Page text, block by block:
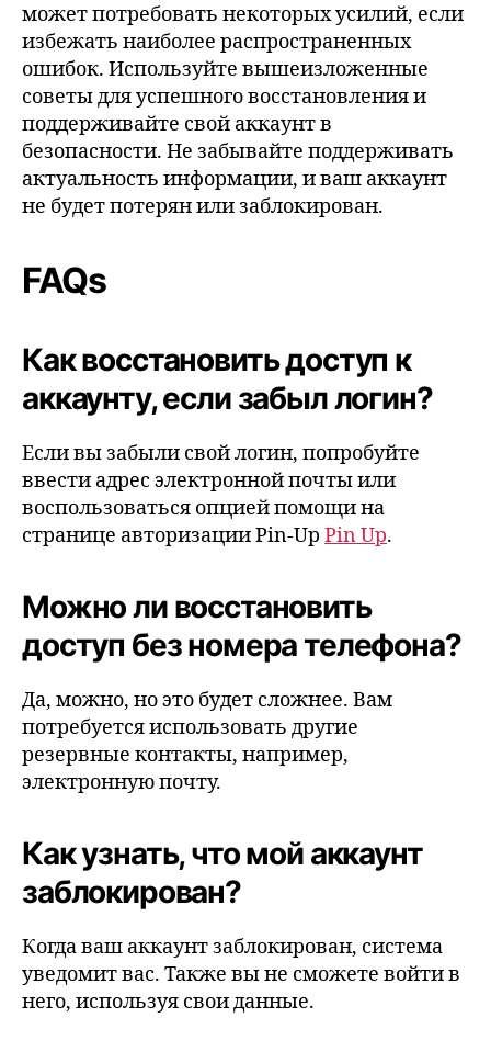
может потребовать некоторых усилий, если
избежать наиболее распространенных
ошибок. Используйте вышеизложенные
советы для успешного восстановления и
поддерживайте свой аккаунт в
безопасности. Не забывайте поддерживать
актуальность информации, и ваш аккаунт
не будет потерян или заблокирован.
FAQs
Как восстановить доступ к
аккаунту, если забыл логин?
Если вы забыли свой логин, попробуйте
ввести адрес электронной почты или
воспользоваться опцией помощи на
странице авторизации Pin-Up Pin Up.
Можно ли восстановить
доступ без номера телефона?
Да, можно, но это будет сложнее. Вам
потребуется использовать другие
резервные контакты, например,
электронную почту.
Как узнать, что мой аккаунт
заблокирован?
Когда ваш аккаунт заблокирован, система
уведомит вас. Также вы не сможете войти в
него, используя свои данные.